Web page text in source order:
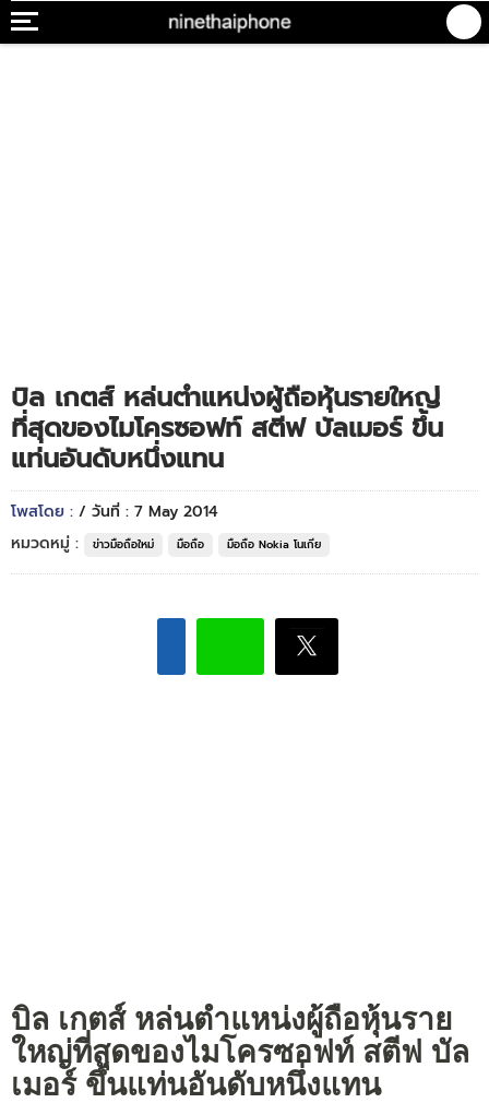
บิล เกตส์ หล่นตำแหน่งผู้ถือหุ้นรายใหญ่
ที่สุดของไมโครซอฟท์ สตีฟ บัลเมอร์ ขึ้น
แท่นอันดับหนึ่งแทน
โพสโดย : / วันที่ : 7 May 2014
หมวดหมู่ :
ข่าวมือถือใหม่ มือถือ มือถือ Nokia โนเกีย
บิล เกตส์ หล่นตำแหน่งผู้ถือหุ้นราย
ใหญ่ที่สุดของไมโครซอฟท์ สตีฟ บัล
เมอร์ ขึ้นแท่นอันดับหนึ่งแทน